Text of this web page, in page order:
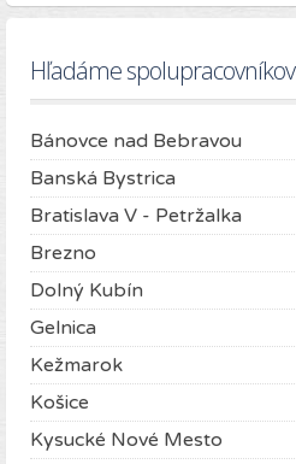
Hľadáme spolupracovníkov
Bánovce nad Bebravou
Banská Bystrica
Bratislava V - Petržalka
Brezno
Dolný Kubín
Gelnica
Kežmarok
Košice
Kysucké Nové Mesto